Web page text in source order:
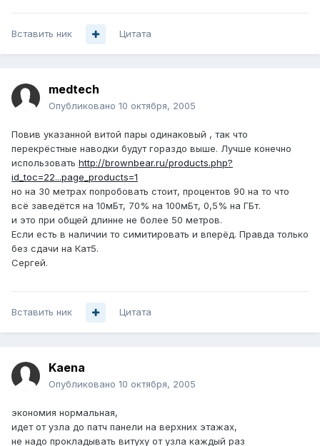
Вставить ник Цитата
medtech
Опубликовано 10 октября, 2005
Повив указанной витой пары одинаковый , так что
перекрёстные наводки будут гораздо выше. Лучше конечно
использовать http://brownbear.ru/products.php?
id_toc=22...page_products=1
но на 30 метрах попробовать стоит, процентов 90 на то что
всё заведётся на 10мБт, 70% на 100мБт, 0,5% на ГБт.
и это при общей длинне не более 50 метров.
Если есть в наличии то симитировать и вперёд. Правда только
без сдачи на Кат5.
Сергей.
Вставить ник Цитата
Kaena
Опубликовано 10 октября, 2005
экономия нормальная,
идет от узла до патч панели на верхних этажах,
не надо прокладывать витуху от узла каждый раз